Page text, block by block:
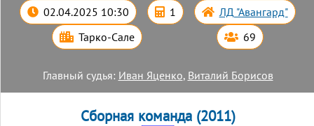
02.04.2025 10:30 1 ЛД "Авангард"
Тарко-Сале 69
Главный судья: Иван Яценко, Виталий Борисов
Сборная команда (2011)